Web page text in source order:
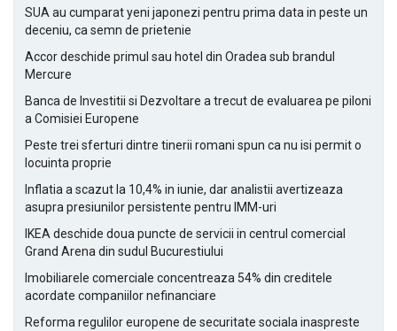
SUA au cumparat yeni japonezi pentru prima data in peste un
deceniu, ca semn de prietenie
Accor deschide primul sau hotel din Oradea sub brandul
Mercure
Banca de Investitii si Dezvoltare a trecut de evaluarea pe piloni
a Comisiei Europene
Peste trei sferturi dintre tinerii romani spun ca nu isi permit o
locuinta proprie
Inflatia a scazut la 10,4% in iunie, dar analistii avertizeaza
asupra presiunilor persistente pentru IMM-uri
IKEA deschide doua puncte de servicii in centrul comercial
Grand Arena din sudul Bucurestiului
Imobiliarele comerciale concentreaza 54% din creditele
acordate companiilor nefinanciare
Reforma regulilor europene de securitate sociala inaspreste